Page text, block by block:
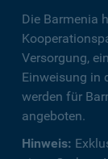
Die Barmenia
Versorgung,
Einweisung in
werden für
angeboten.
Hinweis: